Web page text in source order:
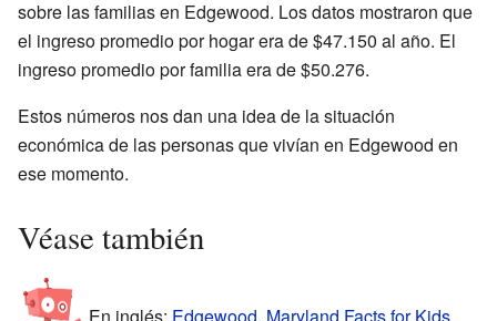
sobre las familias en Edgewood. Los datos mostraron que
el ingreso promedio por hogar era de $47.150 al año. El
ingreso promedio por familia era de $50.276.
Estos números nos dan una idea de la situación
económica de las personas que vivían en Edgewood en
ese momento.
Véase también